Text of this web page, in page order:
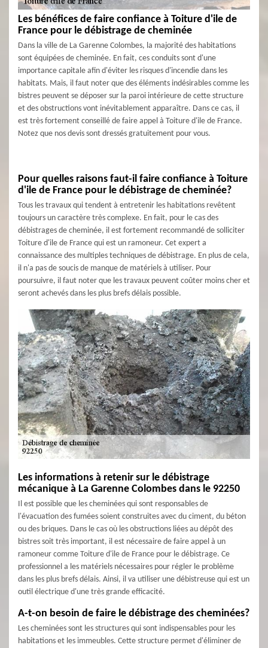
Les bénéfices de faire confiance à Toiture d'ile de
France pour le débistrage de cheminée
Dans la ville de La Garenne Colombes, la majorité des habitations
sont équipées de cheminée. En fait, ces conduits sont d'une
importance capitale afin d'éviter les risques d'incendie dans les
habitats. Mais, il faut noter que des éléments indésirables comme les
bistres peuvent se déposer sur la paroi intérieure de cette structure
et des obstructions vont inévitablement apparaître. Dans ce cas, il
est très fortement conseillé de faire appel à Toiture d'ile de France.
Notez que nos devis sont dressés gratuitement pour vous.
Pour quelles raisons faut-il faire confiance à Toiture
d'ile de France pour le débistrage de cheminée?
Tous les travaux qui tendent à entretenir les habitations revêtent
toujours un caractère très complexe. En fait, pour le cas des
débistrages de cheminée, il est fortement recommandé de solliciter
Toiture d'ile de France qui est un ramoneur. Cet expert a
connaissance des multiples techniques de débistrage. En plus de cela,
il n'a pas de soucis de manque de matériels à utiliser. Pour
poursuivre, il faut noter que les travaux peuvent coûter moins cher et
seront achevés dans les plus brefs délais possible.
Les informations à retenir sur le débistrage
mécanique à La Garenne Colombes dans le 92250
Il est possible que les cheminées qui sont responsables de
l'évacuation des fumées soient construites avec du ciment, du béton
ou des briques. Dans le cas où les obstructions liées au dépôt des
bistres soit très important, il est nécessaire de faire appel à un
ramoneur comme Toiture d'ile de France pour le débistrage. Ce
professionnel a les matériels nécessaires pour régler le problème
dans les plus brefs délais. Ainsi, il va utiliser une débistreuse qui est un
outil électrique d'une très grande efficacité.
A-t-on besoin de faire le débistrage des cheminées?
Les cheminées sont les structures qui sont indispensables pour les
habitations et les immeubles. Cette structure permet d'éliminer de